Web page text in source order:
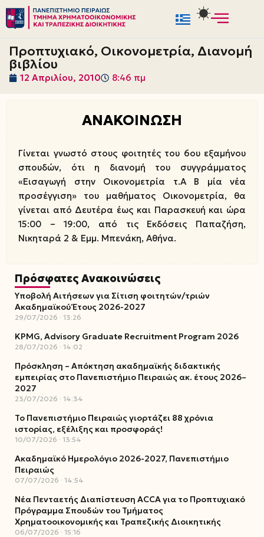
Μεταπηδήστε
στο
περιεχόμενο
Προπτυχιακό, Οικονομετρία, Διανομή
βιβλίου
12 Απριλίου, 2010 8:46 πμ
ΑΝΑΚΟΙΝΩΣΗ
Γίνεται γνωστό στους φοιτητές του 6ου εξαμήνου
σπουδών, ότι η διανομή του συγγράμματος
«Εισαγωγή στην Οικονομετρία τ.Α Β μία νέα
προσέγγιση» του μαθήματος Οικονομετρία, θα
γίνεται από Δευτέρα έως και Παρασκευή και ώρα
15:00 – 19:00, από τις Εκδόσεις Παπαζήση,
Νικηταρά 2 & Εμμ. Μπενάκη, Αθήνα.
Πρόσφατες Ανακοινώσεις
Υποβολή Αιτήσεων για Σίτιση φοιτητών/τριών
Ακαδημαϊκού Έτους 2026-2027
29/07/2026 13:26
KPMG, Advisory Graduate Recruitment Program 2026
28/07/2026 14:02
Πρόσκληση – Απόκτηση ακαδημαϊκής διδακτικής
εμπειρίας στο Πανεπιστήμιο Πειραιώς ακ. έτους 2026–
2027
23/07/2026 14:34
Το Πανεπιστήμιο Πειραιώς γιορτάζει 88 χρόνια
ιστορίας, εξέλιξης και προσφοράς!
10/07/2026 13:54
Ακαδημαϊκό Ημερολόγιο 2026-2027, Πανεπιστήμιο
Πειραιώς
07/07/2026 14:54
Νέα Πενταετής Διαπίστευση ACCA για το Προπτυχιακό
Πρόγραμμα Σπουδών του Τμήματος
Χρηματοοικονομικής και Τραπεζικής Διοικητικής
06/07/2026 15:16